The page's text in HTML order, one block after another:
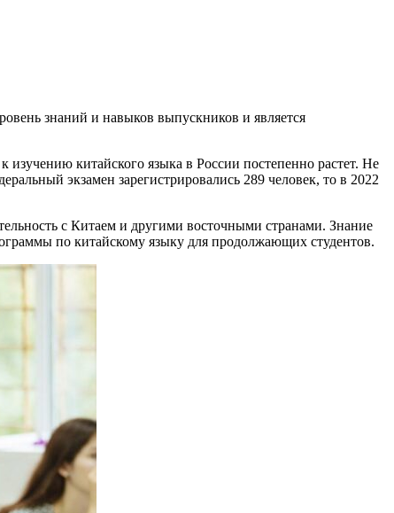
знаний и навыков выпускников и является
китайского языка в России постепенно растет. Не
экзамен зарегистрировались 289 человек, то в 2022
с Китаем и другими восточными странами. Знание
по китайскому языку для продолжающих студентов.